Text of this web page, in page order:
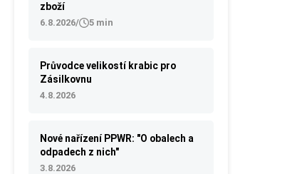
zboží
6.8.2026/ 5 min
Průvodce velikostí krabic pro
Zásilkovnu
4.8.2026
Nové nařízení PPWR: "O obalech a
odpadech z nich"
3.8.2026